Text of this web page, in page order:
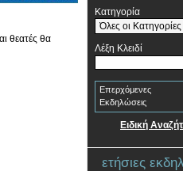
θεατές θα
Κατηγορία
Λέξη Κλειδί
Επερχόμενες
Εκδηλώσεις
Ειδική
ετήσιες